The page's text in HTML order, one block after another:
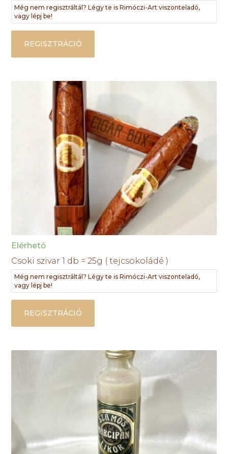
Még nem regisztráltál? Légy te is Rimóczi-Art viszonteladó,
vagy lépj be!
REGISZTRÁCIÓ
Elérhető
Csoki szivar 1 db = 25g ( tejcsokoládé )
Még nem regisztráltál? Légy te is Rimóczi-Art viszonteladó,
vagy lépj be!
REGISZTRÁCIÓ